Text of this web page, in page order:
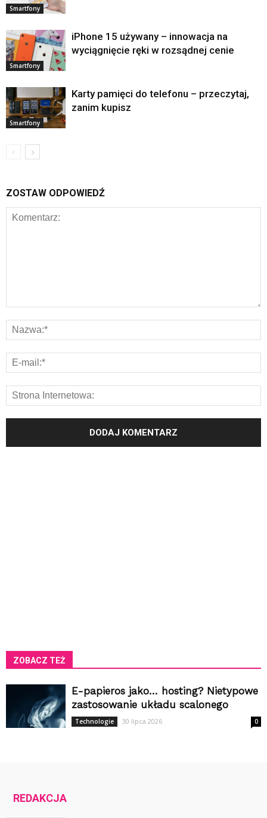
Smartfony
Smartfony
iPhone 15 używany – innowacja na
wyciągnięcie ręki w rozsądnej cenie
Smartfony
Karty pamięci do telefonu – przeczytaj,
zanim kupisz
ZOSTAW ODPOWIEDŹ
ZOBACZ TEŻ
E-papieros jako… hosting? Nietypowe
zastosowanie układu scalonego
Technologie 30 lipca 2026 0
REDAKCJA